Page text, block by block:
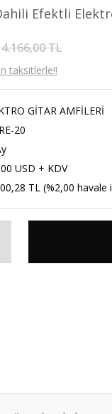
Efektli
TL
taksitlerle!!
GİTAR AMFİLERİ
20
USD + KDV
TL (%2,00 havale